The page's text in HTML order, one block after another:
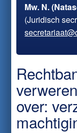
Mw. N.
(Juridisch
over: